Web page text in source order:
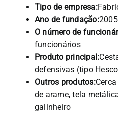
Tipo de empresa:
Ano de fundação:2005
O número de
funcionários
Produto principal:
defensivas (tipo
Outros produtos:
de arame, tela
galinheiro